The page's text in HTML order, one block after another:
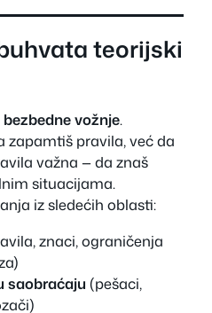
teorijski
vožnje.
zapamtiš pravila, već da
važna — da znaš
situacijama.
iz sledećih oblasti:
znaci, ograničenja
saobraćaju (pešaci,